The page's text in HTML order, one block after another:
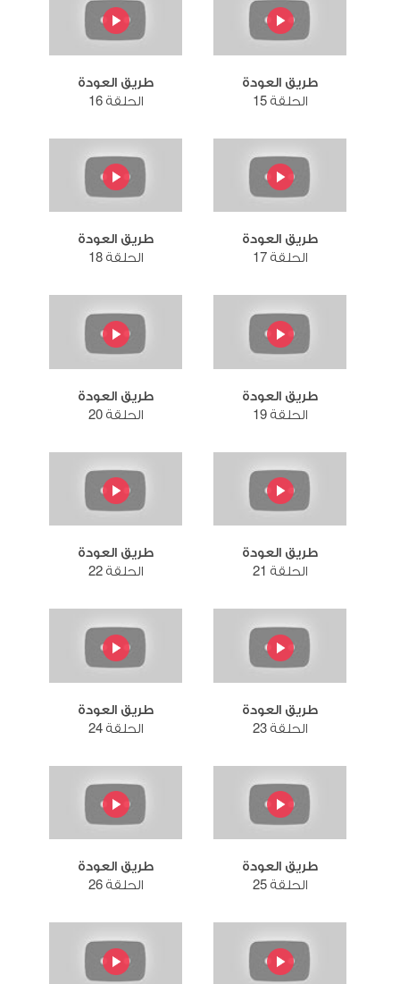
طريق العودة
الحلقة 15
طريق العودة
الحلقة 16
طريق العودة
الحلقة 17
طريق العودة
الحلقة 18
طريق العودة
الحلقة 19
طريق العودة
الحلقة 20
طريق العودة
الحلقة 21
طريق العودة
الحلقة 22
طريق العودة
الحلقة 23
طريق العودة
الحلقة 24
طريق العودة
الحلقة 25
طريق العودة
الحلقة 26